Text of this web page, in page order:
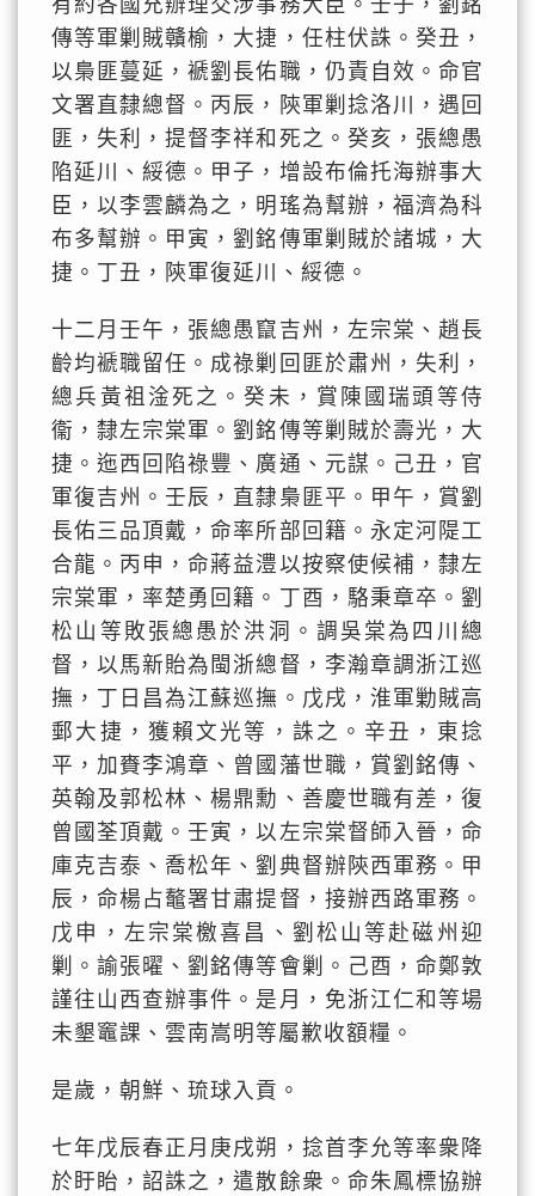
有約各國充辦理交涉事務大臣。壬子，劉銘
傳等軍剿賊贛榆，大捷，任柱伏誅。癸丑，
以梟匪蔓延，褫劉長佑職，仍責自效。命官
文署直隸總督。丙辰，陝軍剿捻洛川，遇回
匪，失利，提督李祥和死之。癸亥，張總愚
陷延川、綏德。甲子，增設布倫托海辦事大
臣，以李雲麟為之，明瑤為幫辦，福濟為科
布多幫辦。甲寅，劉銘傳軍剿賊於諸城，大
捷。丁丑，陝軍復延川、綏德。
十二月壬午，張總愚竄吉州，左宗棠、趙長
齡均褫職留任。成祿剿回匪於肅州，失利，
總兵黃祖淦死之。癸未，賞陳國瑞頭等侍
衞，隸左宗棠軍。劉銘傳等剿賊於壽光，大
捷。迤西回陷祿豐、廣通、元謀。己丑，官
軍復吉州。壬辰，直隸梟匪平。甲午，賞劉
長佑三品頂戴，命率所部回籍。永定河隄工
合龍。丙申，命蔣益澧以按察使候補，隸左
宗棠軍，率楚勇回籍。丁酉，駱秉章卒。劉
松山等敗張總愚於洪洞。調吳棠為四川總
督，以馬新貽為閩浙總督，李瀚章調浙江巡
撫，丁日昌為江蘇巡撫。戊戌，淮軍勦賊高
郵大捷，獲賴文光等，誅之。辛丑，東捻
平，加賚李鴻章、曾國藩世職，賞劉銘傳、
英翰及郭松林、楊鼎勳、善慶世職有差，復
曾國荃頂戴。壬寅，以左宗棠督師入晉，命
庫克吉泰、喬松年、劉典督辦陝西軍務。甲
辰，命楊占鼇署甘肅提督，接辦西路軍務。
戊申，左宗棠檄喜昌、劉松山等赴磁州迎
剿。諭張曜、劉銘傳等會剿。己酉，命鄭敦
謹往山西查辦事件。是月，免浙江仁和等場
未墾竈課、雲南嵩明等屬歉收額糧。
是歲，朝鮮、琉球入貢。
七年戊辰春正月庚戌朔，捻首李允等率衆降
於盱眙，詔誅之，遣散餘衆。命朱鳳標協辦